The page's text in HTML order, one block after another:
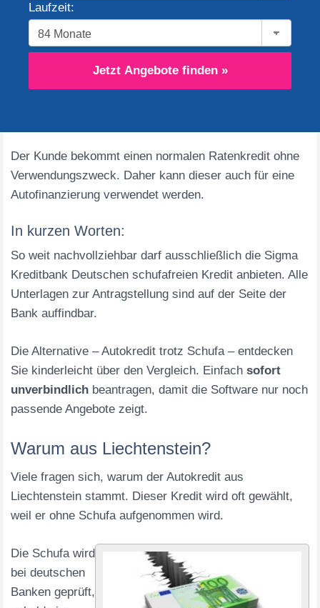
Laufzeit:
Jetzt Angebote finden »
Der Kunde bekommt einen normalen Ratenkredit ohne
Verwendungszweck. Daher kann dieser auch für eine
Autofinanzierung verwendet werden.
In kurzen Worten:
So weit nachvollziehbar darf ausschließlich die Sigma
Kreditbank Deutschen schufafreien Kredit anbieten. Alle
Unterlagen zur Antragstellung sind auf der Seite der
Bank auffindbar.
Die Alternative – Autokredit trotz Schufa – entdecken
Sie kinderleicht über den Vergleich. Einfach sofort
unverbindlich beantragen, damit die Software nur noch
passende Angebote zeigt.
Warum aus Liechtenstein?
Viele fragen sich, warum der Autokredit aus
Liechtenstein stammt. Dieser Kredit wird oft gewählt,
weil er ohne Schufa aufgenommen wird.
Die Schufa wird
bei deutschen
Banken geprüft,